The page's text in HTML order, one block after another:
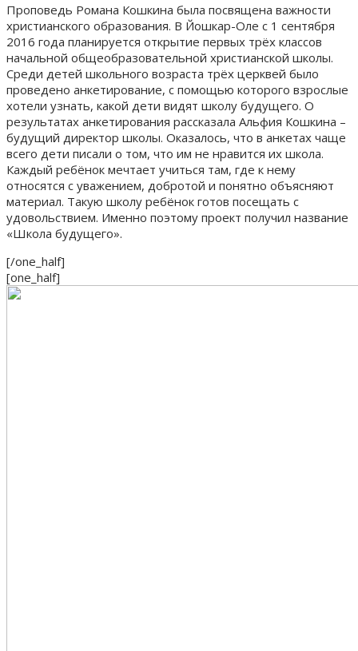
Проповедь Романа Кошкина была посвящена важности
христианского образования. В Йошкар-Оле с 1 сентября
2016 года планируется открытие первых трёх классов
начальной общеобразовательной христианской школы.
Среди детей школьного возраста трёх церквей было
проведено анкетирование, с помощью которого взрослые
хотели узнать, какой дети видят школу будущего. О
результатах анкетирования рассказала Альфия Кошкина –
будущий директор школы. Оказалось, что в анкетах чаще
всего дети писали о том, что им не нравится их школа.
Каждый ребёнок мечтает учиться там, где к нему
относятся с уважением, добротой и понятно объясняют
материал. Такую школу ребёнок готов посещать с
удовольствием. Именно поэтому проект получил название
«Школа будущего».
[/one_half]
[one_half]